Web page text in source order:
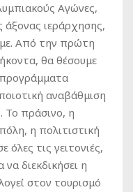
Αγώνες,
άξονας ιεράρχησης,
Από την πρώτη
θα θέσουμε
αναβάθμιση
Το πράσινο, η
η πολιτιστική
όλες τις γειτονιές,
διεκδικήσει η
στον τουρισμό